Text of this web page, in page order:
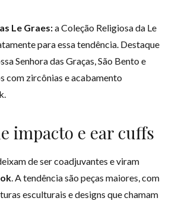
Le Graes:aColeção Religiosada Le
para essa tendência. Destaque
Senhora das Graças, São Bento e
com zircônias e acabamento
impacto e ear cuffs
de ser coadjuvantes e viram
. A tendência são peças maiores, com
esculturais e designs que chamam